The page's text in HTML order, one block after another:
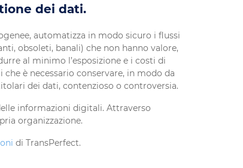
dei dati.
automatizza in modo sicuro i flussi
obsoleti, banali) che non hanno valore,
al minimo l’esposizione e i costi di
è necessario conservare, in modo da
dei dati, contenzioso o controversia.
informazioni digitali. Attraverso
organizzazione.
di TransPerfect.